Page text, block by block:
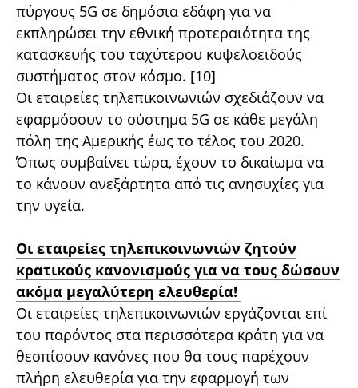
πύργους 5G σε δημόσια εδάφη για να
εκπληρώσει την εθνική προτεραιότητα της
κατασκευής του ταχύτερου κυψελοειδούς
συστήματος στον κόσμο. [10]
Οι εταιρείες τηλεπικοινωνιών σχεδιάζουν να
εφαρμόσουν το σύστημα 5G σε κάθε μεγάλη
πόλη της Αμερικής έως το τέλος του 2020.
Όπως συμβαίνει τώρα, έχουν το δικαίωμα να
το κάνουν ανεξάρτητα από τις ανησυχίες για
την υγεία.
Οι εταιρείες τηλεπικοινωνιών ζητούν
κρατικούς κανονισμούς για να τους δώσουν
ακόμα μεγαλύτερη ελευθερία!
Οι εταιρείες τηλεπικοινωνιών εργάζονται επί
του παρόντος στα περισσότερα κράτη για να
θεσπίσουν κανόνες που θα τους παρέχουν
πλήρη ελευθερία για την εφαρμογή των